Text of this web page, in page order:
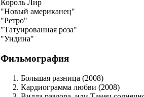
Король Лир
"Новый американец"
"Ретро"
"Татуированная роза"
"Ундина"
Фильмография
Большая разница (2008)
Кардиограмма любви (2008)